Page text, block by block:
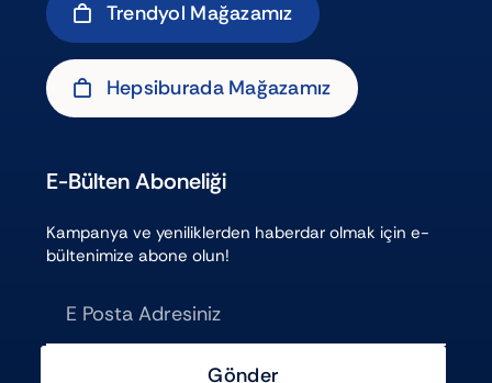
Trendyol Mağazamız
Hepsiburada Mağazamız
E-Bülten Aboneliği
Kampanya ve yeniliklerden haberdar olmak için e-
bültenimize abone olun!
Gönder